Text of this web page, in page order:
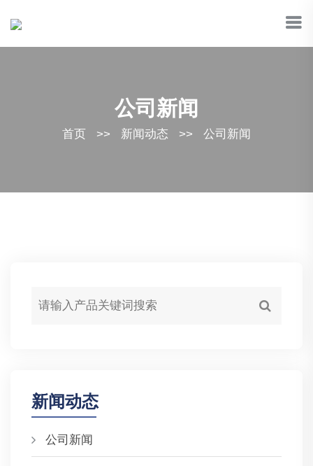
公司新闻
首页 >> 新闻动态 >> 公司新闻
新闻动态
公司新闻